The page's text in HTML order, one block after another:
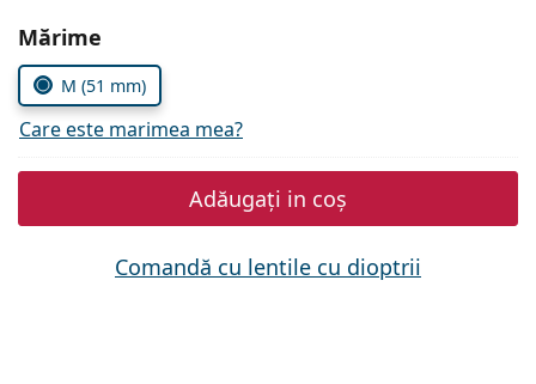
Prada
Toate mărcile
Alegeți parametrii
Mărime
M (51 mm)
Care este marimea mea?
Adăugați in coș
Comandă cu lentile cu dioptrii